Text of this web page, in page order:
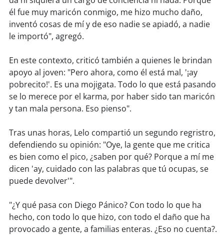
soy sancarlos
soy talcahuano
soyconcepción
soycoronel
soytemuco
soyvaldivia
soy puertomontt
él fue muy maricón conmigo, me hizo mucho daño,
inventó cosas de mí y de eso nadie se apiadó, a nadie
le importó", agregó.
En este contexto, criticó también a quienes le brindan
apoyo al joven: "Pero ahora, como él está mal, '¡ay
pobrecito!'. Es una mojigata. Todo lo que está pasando
se lo merece por el karma, por haber sido tan maricón
y tan mala persona. Eso pienso".
Tras unas horas, Lelo compartió un segundo regristro,
defendiendo su opinión: "Oye, la gente que me critica
es bien como el pico, ¿saben por qué? Porque a mí me
dicen 'ay, cuidado con las palabras que tú ocupas, se
puede devolver'".
"¿Y qué pasa con Diego Pánico? Con todo lo que ha
hecho, con todo lo que hizo, con todo el daño que ha
provocado a gente, a familias enteras. ¿Eso no cuenta?.